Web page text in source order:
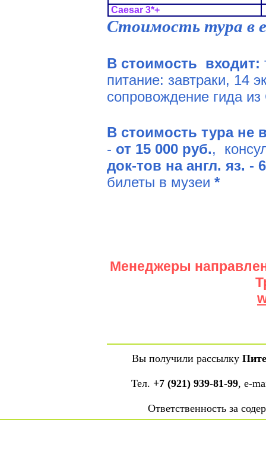
Caesar 3*+
Стоимость тура в
В стоимость входит:
питание: завтраки, 14
сопровождение гида
В стоимость тура не
- от 15 000 руб.,
док-тов на англ. яз. -
билеты в музеи *
Менеджеры
Вы получили рассылку
Тел. +7 (921) 939-81-99, е-
Ответственность за